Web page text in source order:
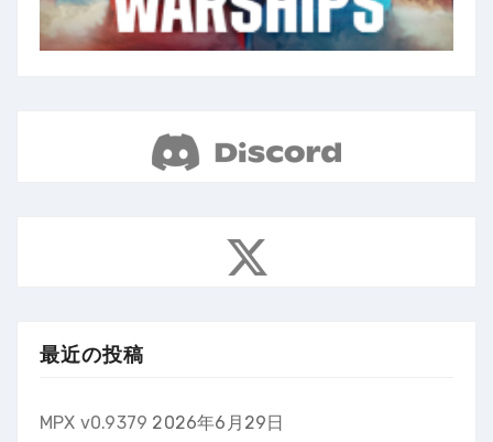
最近の投稿
MPX v0.9379 2026年6月29日